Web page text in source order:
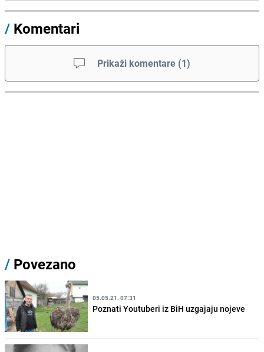
/ Komentari
Prikaži komentare (1)
/ Povezano
05.05.21. 07:31
Poznati Youtuberi iz BiH uzgajaju nojeve